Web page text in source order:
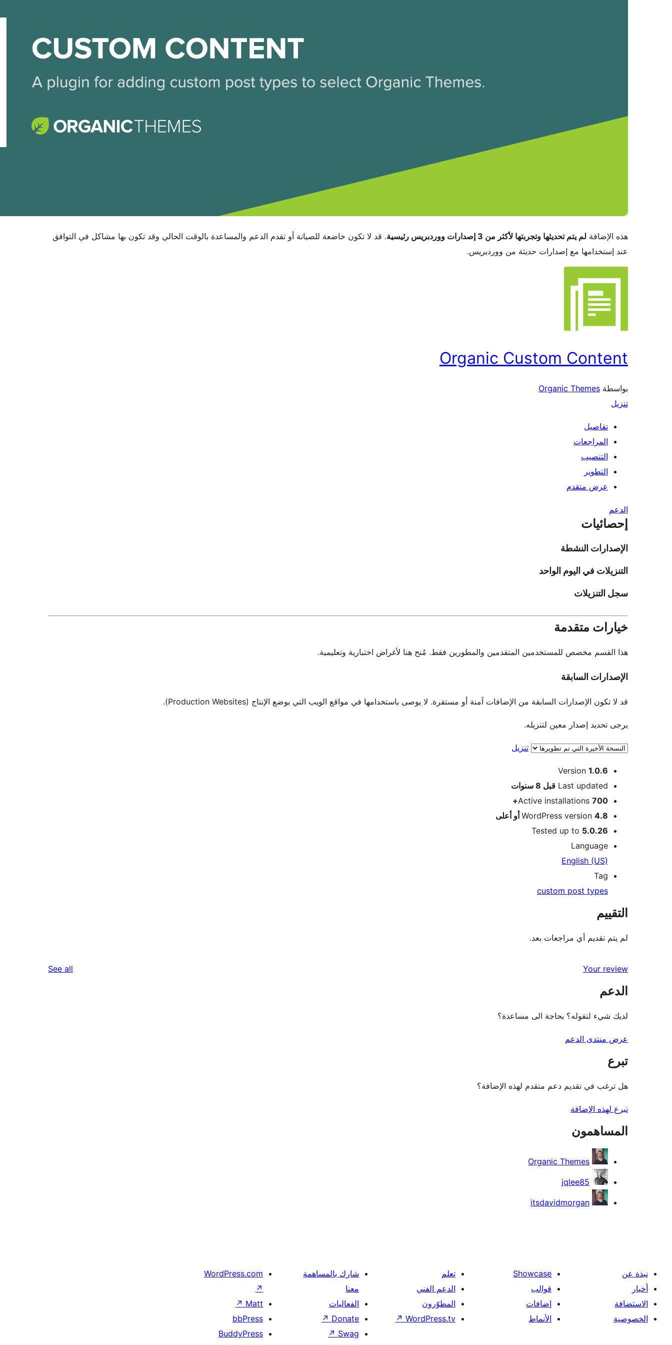
هذه الإضافة لم يتم تحديثها وتجربتها لأكثر من 3 إصدارات ووردبريس رئيسية
. قد لا تكون خاضعة للصيانة أو تقدم الدعم والمساعدة بالوقت الحالي وقد تكون بها مشاكل في التوافق
عند إستخدامها مع إصدارات حديثة من ووردبريس.
Organic Custom Content
بواسطة Organic Themes
تنزيل
تفاصيل
المراجعات
التنصيب
التطوير
عرض متقدم
الدعم
إحصائيات
الإصدارات النشطة
التنزيلات في اليوم الواحد
سجل التنزيلات
خيارات متقدمة
هذا القسم مخصص للمستخدمين المتقدمين والمطورين فقط. مُنح هنا لأغراض اختبارية وتعليمية.
الإصدارات السابقة
قد لا تكون الإصدارات السابقة من الإضافات آمنة أو مستقرة. لا يوصى باستخدامها في مواقع الويب التي بوضع الإنتاج (Production Websites).
يرجى تحديد إصدار معين لتنزيله.
تنزيل
ميتا
Meta
Version 1.0.6
Last updated قبل 8 سنوات
Active installations 700+
WordPress version 4.8 أو أعلى
Tested up to 5.0.26
Language
English (US)
Tag
custom post types
التقييم
لم يتم تقديم أي مراجعات بعد.
Your review
See all
الدعم
لديك شيء لتقوله؟ بحاجة الى مساعدة؟
عرض منتدى الدعم
تبرع
هل ترغب في تقديم دعم متقدم لهذه الإضافة؟
تبرع لهذه الإضافة
المساهمون
Organic Themes
jqlee85
itsdavidmorgan
نبذة عن
أخبار
الاستضافة
الخصوصية
Showcase
قوالب
إضافات
الأنماط
تعلم
الدعم الفني
المطوّرون
WordPress.tv
↗
شارك بالمساهمة
معنا
الفعاليات
Donate
↗
Swag
↗
WordPress.com
↗
Matt
↗
bbPress
BuddyPress